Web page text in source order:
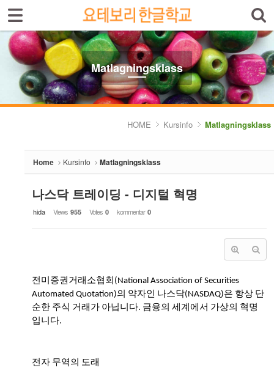
Matlagningsklass
HOME Kursinfo Matlagningsklass
Home Kursinfo Matlagningsklass
나스닥 트레이딩 - 디지털 혁명
hida Views 955 Votes 0 kommentar 0
전미증권거래소협회(National Association of Securities
Automated Quotation)의 약자인 나스닥(NASDAQ)은 항상 단
순한 주식 거래가 아닙니다. 금융의 세계에서 가상의 혁명
입니다.
전자 무역의 도래
Sign In Sign Up
Select language
Introduktion av skolan
Skolinfo
- Barnklass (5-6år)
- Nybörjarnivå (Vuxen)
- Grundnivå (Vuxen)
- Kvällskurs på tisdagar
- Matlagningsklass
Photoalbum
Sketchbook5, 스케치북5
Sketchbook5, 스케치북5